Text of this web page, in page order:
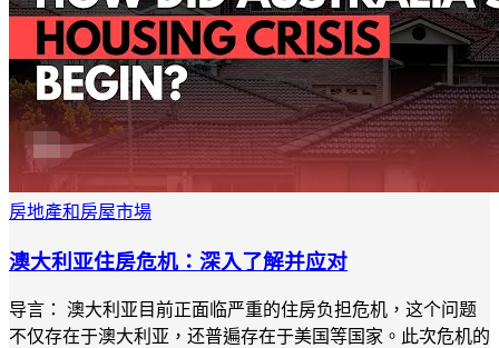
房地產和房屋市場
澳大利亚住房危机：深入了解并应对
导言： 澳大利亚目前正面临严重的住房负担危机，这个问题
不仅存在于澳大利亚，还普遍存在于美国等国家。此次危机的